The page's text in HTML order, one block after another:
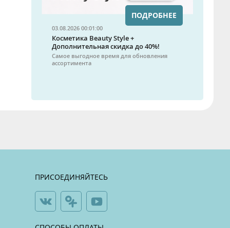
03.08.2026 00:01:00
Косметика Beauty Style +
Дополнительная скидка до 40%!
Самое выгодное время для обновления
ассортимента
ПОДРОБНЕЕ
ПРИСОЕДИНЯЙТЕСЬ